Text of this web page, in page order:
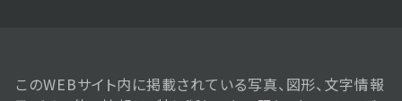
このWEBサイト内に掲載されている写真、図形、文字情報